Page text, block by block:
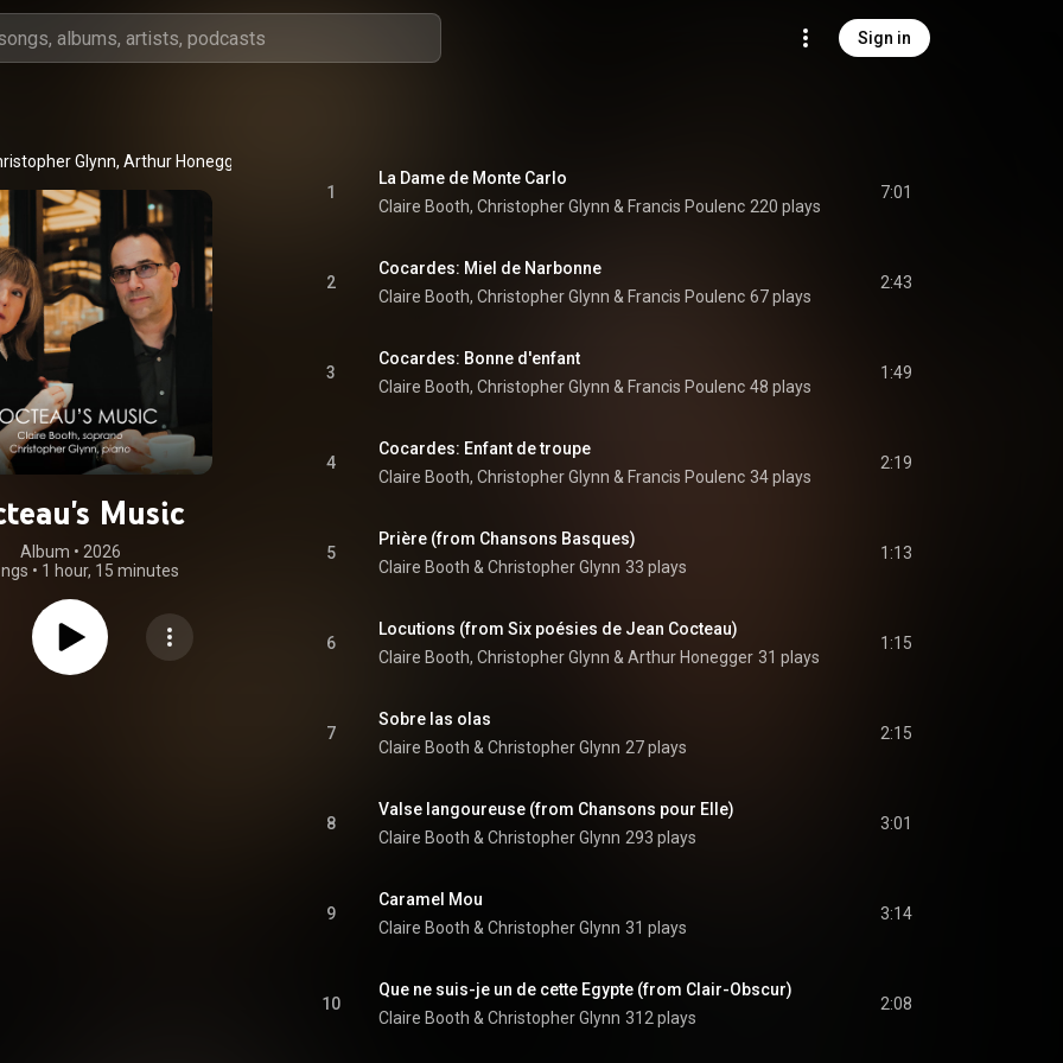
Sign in
Glynn, Arthur Honegger
Music
Album • 2026
• 1 hour, 15 minutes
1
La Dame de Monte Carlo
Claire Booth, Christopher Glynn & Francis Poulenc 220 plays
7:01
2
Cocardes: Miel de Narbonne
Claire Booth, Christopher Glynn & Francis Poulenc 67 plays
2:43
3
Cocardes: Bonne d'enfant
Claire Booth, Christopher Glynn & Francis Poulenc 48 plays
1:49
4
Cocardes: Enfant de troupe
Claire Booth, Christopher Glynn & Francis Poulenc 34 plays
2:19
5
Prière (from Chansons Basques)
Claire Booth & Christopher Glynn 33 plays
1:13
6
Locutions (from Six poésies de Jean Cocteau)
Claire Booth, Christopher Glynn & Arthur Honegger 31 plays
1:15
7
Sobre las olas
Claire Booth & Christopher Glynn 27 plays
2:15
8
Valse langoureuse (from Chansons pour Elle)
Claire Booth & Christopher Glynn 293 plays
3:01
9
Caramel Mou
Claire Booth & Christopher Glynn 31 plays
3:14
10
Que ne suis-je un de cette Egypte (from Clair-Obscur)
Claire Booth & Christopher Glynn 312 plays
2:08